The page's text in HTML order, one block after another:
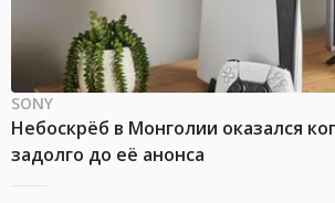
SONY
Небоскрёб в Монголии оказался
задолго до её анонса